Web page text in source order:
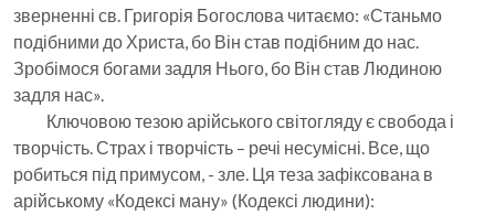
зверненні св. Григорія Богослова читаємо: «Станьмо
подібними до Христа, бо Він став подібним до нас.
Зробімося богами задля Нього, бо Він став Людиною
задля нас».
Ключовою тезою арійського світогляду є свобода і
творчість. Страх і творчість – речі несумісні. Все, що
робиться під примусом, - зле. Ця теза зафіксована в
арійському «Кодексі ману» (Кодексі людини):